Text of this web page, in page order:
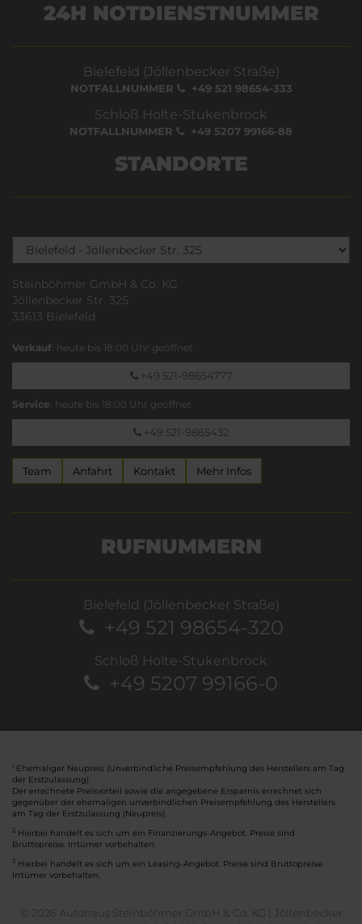
24H NOTDIENSTNUMMER
Bielefeld (Jöllenbecker Straße)
NOTFALLNUMMER +49 521 98654-333
Schloß Holte-Stukenbrock
NOTFALLNUMMER +49 5207 99166-88
STANDORTE
Steinböhmer GmbH & Co. KG
Jöllenbecker Str. 325
33613 Bielefeld
Verkauf: heute bis 18:00 Uhr geöffnet
+49 521-98654777
Service: heute bis 18:00 Uhr geöffnet
+49 521-9865432
Team Anfahrt Kontakt Mehr Infos
RUFNUMMERN
Bielefeld (Jöllenbecker Straße)
+49 521 98654-320
Schloß Holte-Stukenbrock
+49 5207 99166-0
Ehemaliger Neupreis (Unverbindliche Preisempfehlung des Herstellers am Tag
der Erstzulassung).
Der errechnete Preisvorteil sowie die angegebene Ersparnis errechnet sich
gegenüber der ehemaligen unverbindlichen Preisempfehlung des Herstellers
am Tag der Erstzulassung (Neupreis).
2 Hierbei handelt es sich um ein Finanzierungs-Angebot. Preise sind
Bruttopreise. Irrtümer vorbehalten.
3 Hierbei handelt es sich um ein Leasing-Angebot. Preise sind Bruttopreise.
Irrtümer vorbehalten.
© 2026 Autohaus Steinböhmer GmbH & Co. KG | Jöllenbecker